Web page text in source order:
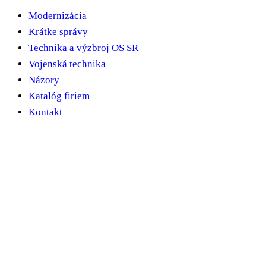
Modernizácia
Krátke správy
Technika a výzbroj OS SR
Vojenská technika
Názory
Katalóg firiem
Kontakt